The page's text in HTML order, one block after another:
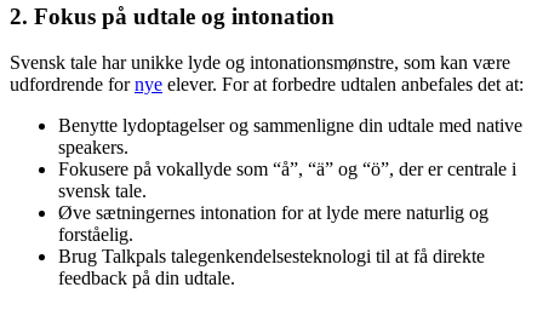
2. Fokus på udtale og intonation
Svensk tale har unikke lyde og intonationsmønstre, som kan være
udfordrende fornye elever. For at forbedre udtalen anbefales det at:
Benytte lydoptagelser og sammenligne din udtale med native
speakers.
Fokusere på vokallyde som “å”, “ä” og “ö”, der er centrale i
svensk tale.
Øve sætningernes intonation for at lyde mere naturlig og
forståelig.
Brug Talkpals talegenkendelsesteknologi til at få direkte
feedback på din udtale.